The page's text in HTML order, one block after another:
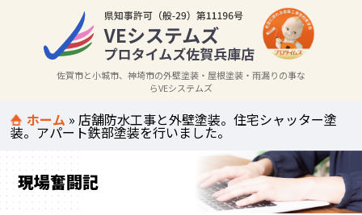
佐賀市と小城市、神埼市の外壁塗装・屋根塗装・雨漏りの事な
らVEシステムズ
ホーム »店舗防水工事と外壁塗装。住宅シャッター塗
装。アパート鉄部塗装を行いました。
現場奮闘記